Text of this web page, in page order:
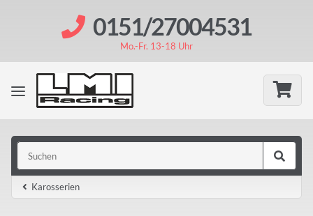
0151/27004531
Mo.-Fr. 13-18 Uhr
Karosserien